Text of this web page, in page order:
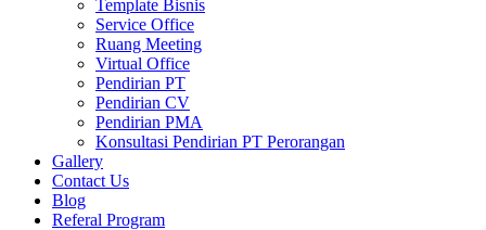
Template Bisnis
Service Office
Ruang Meeting
Virtual Office
Pendirian PT
Pendirian CV
Pendirian PMA
Konsultasi Pendirian PT Perorangan
Gallery
Contact Us
Blog
Referal Program